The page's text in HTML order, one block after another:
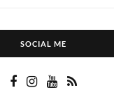
SOCIAL ME